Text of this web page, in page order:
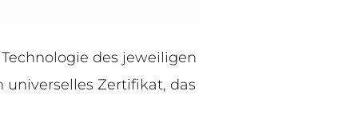
des jeweiligen
universelles Zertifikat, das